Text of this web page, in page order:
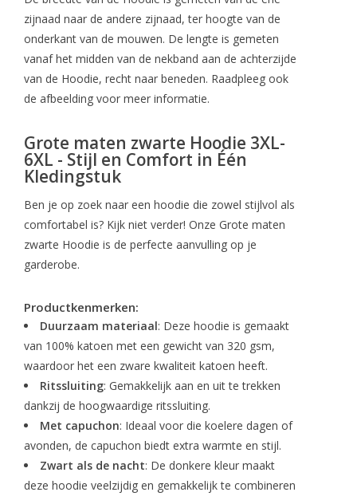
zijnaad naar de andere zijnaad, ter hoogte van de
onderkant van de mouwen. De lengte is gemeten
vanaf het midden van de nekband aan de achterzijde
van de Hoodie, recht naar beneden. Raadpleeg ook
de afbeelding voor meer informatie.
Grote maten zwarte Hoodie 3XL-
6XL - Stijl en Comfort in Één
Kledingstuk
Ben je op zoek naar een hoodie die zowel stijlvol als
comfortabel is? Kijk niet verder! Onze Grote maten
zwarte Hoodie is de perfecte aanvulling op je
garderobe.
Productkenmerken:
Duurzaam materiaal: Deze hoodie is gemaakt
van 100% katoen met een gewicht van 320 gsm,
waardoor het een zware kwaliteit katoen heeft.
Ritssluiting: Gemakkelijk aan en uit te trekken
dankzij de hoogwaardige ritssluiting.
Met capuchon: Ideaal voor die koelere dagen of
avonden, de capuchon biedt extra warmte en stijl.
Zwart als de nacht: De donkere kleur maakt
deze hoodie veelzijdig en gemakkelijk te combineren